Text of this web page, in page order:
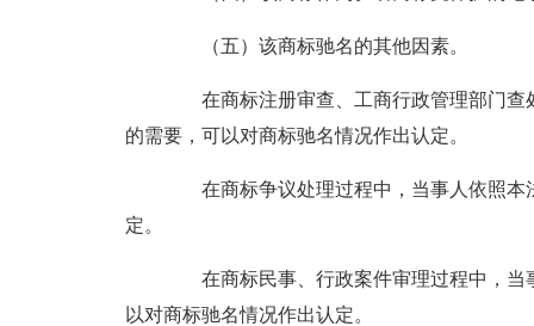
（五）该商标驰名的其他因素。
在商标注册审查、工商行政管理部门查
的需要，可以对商标驰名情况作出认定。
在商标争议处理过程中，当事人依照本
定。
在商标民事、行政案件审理过程中，当
以对商标驰名情况作出认定。